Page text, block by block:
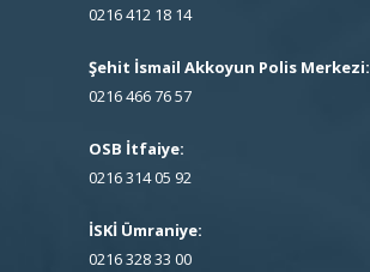
0216 412 18 14
Şehit İsmail Akkoyun Polis Merkezi:
0216 466 76 57
OSB İtfaiye:
0216 314 05 92
İSKİ Ümraniye:
0216 328 33 00